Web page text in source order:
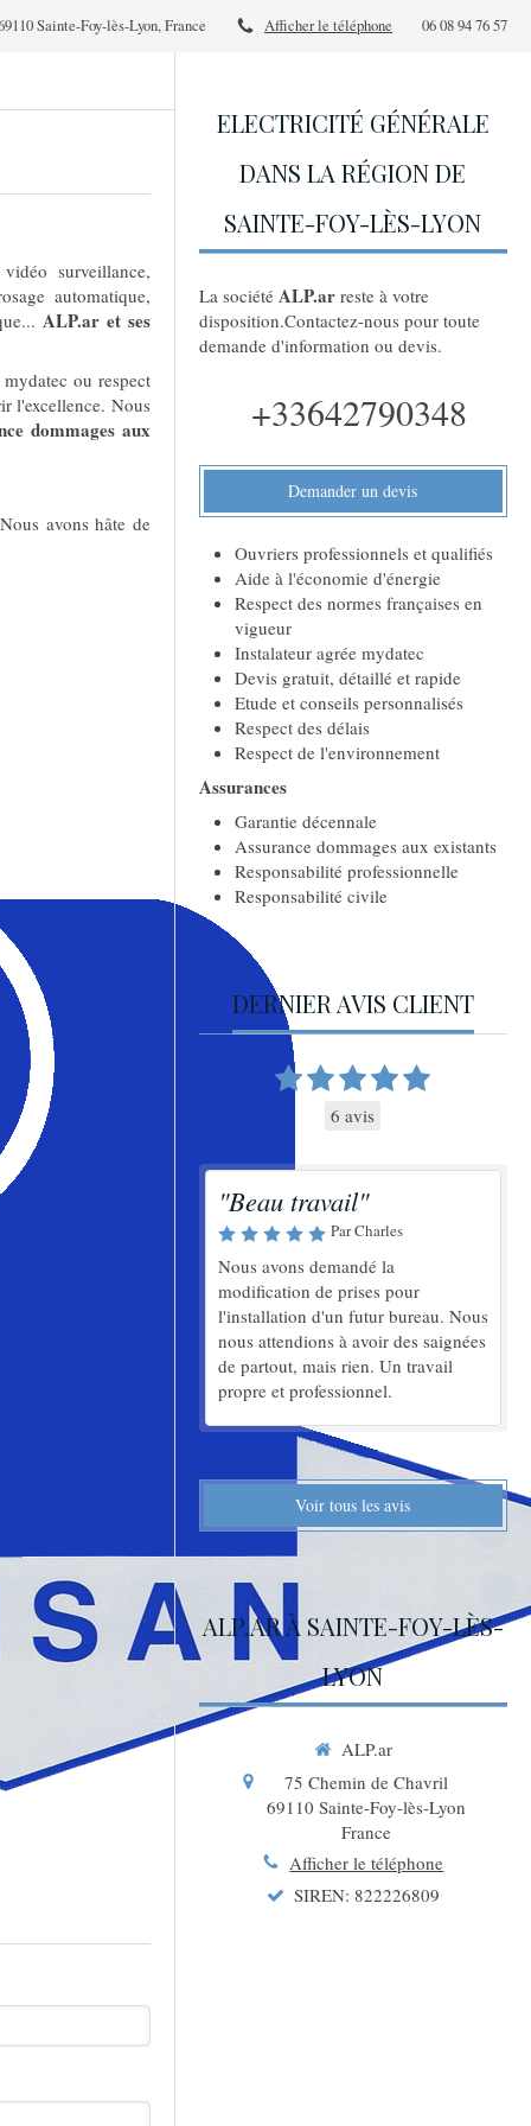
06 08 94 76 57
Afficher le téléphone
Sainte-Foy-lès-Lyon, France
surveillance,
automatique,
ALP.ar et ses
ou respect
l'excellence. Nous
dommages aux
avons hâte de
ELECTRICITÉ GÉNÉRALE
DANS LA RÉGION DE
SAINTE-FOY-LÈS-LYON
La société ALP.arreste à votre
disposition.Contactez-nous pour toute
demande d'information ou devis.
+33642790348
Demander un devis
Ouvriers professionnels et qualifiés
Aide à l'économie d'énergie
Respect des normes françaises en
vigueur
Instalateur agrée mydatec
Devis gratuit, détaillé et rapide
Etude et conseils personnalisés
Respect des délais
Respect de l'environnement
Assurances
Garantie décennale
Assurance dommages aux existants
Responsabilité professionnelle
Responsabilité civile
DERNIER AVIS CLIENT
6 avis
"Beau travail"
Par Charles
Nous avons demandé la
modification de prises pour
l'installation d'un futur bureau. Nous
nous attendions à avoir des saignées
de partout, mais rien. Un travail
propre et professionnel.
Voir tous les avis
ALP.AR À SAINTE-FOY-LÈS-
LYON
ALP.ar
75 Chemin de Chavril
69110 Sainte-Foy-lès-Lyon
France
Afficher le téléphone
SIREN: 822226809